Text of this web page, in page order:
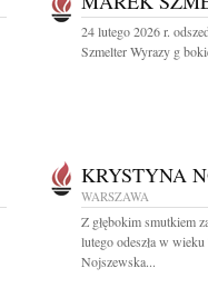
24 lutego 2026 r.
Szmelter Wyrazy g
KRYSTYNA
WARSZAWA
Z głębokim smutkiem
lutego odeszła w
Nojszewska...